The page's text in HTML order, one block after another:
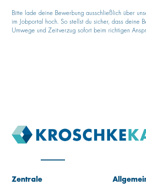
Bitte lade deine Bewerbung ausschließlich über
im Jobportal hoch. So stellst du sicher, dass deine
Umwege und Zeitverzug sofort beim richtigen
Zentrale